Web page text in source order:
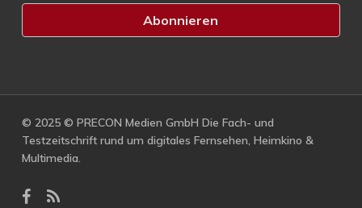
© 2025 © PRECON Medien GmbH Die Fach- und
Testzeitschrift rund um digitales Fernsehen, Heimkino &
Multimedia.
facebook
RSS